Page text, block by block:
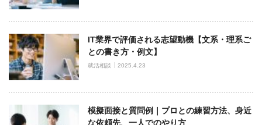
IT業界で評価される志望動機【文系・理系ご
との書き方・例文】
就活相談 2025.4.23
模擬面接と質問例｜プロとの練習方法、身近
な依頼先、一人でのやり方